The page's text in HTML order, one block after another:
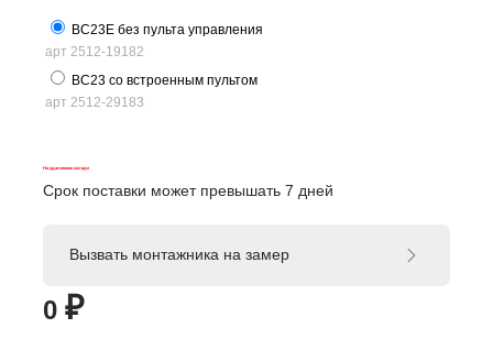
BC23E без пульта управления
арт 2512-19182
BC23 со встроенным пультом
арт 2512-29183
На удаленном складе
Срок поставки может превышать 7 дней
0 ₽
Вызвать монтажника на замер